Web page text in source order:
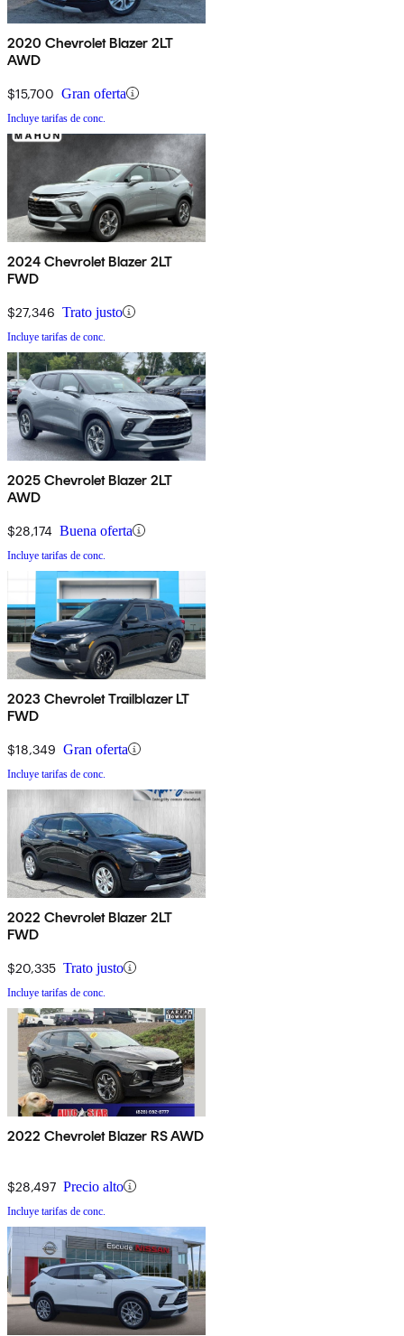
2020 Chevrolet Blazer 2LT
AWD
$15,700 Gran oferta
Incluye tarifas de conc.
2024 Chevrolet Blazer 2LT
FWD
$27,346 Trato justo
Incluye tarifas de conc.
2025 Chevrolet Blazer 2LT
AWD
$28,174 Buena oferta
Incluye tarifas de conc.
2023 Chevrolet Trailblazer LT
FWD
$18,349 Gran oferta
Incluye tarifas de conc.
2022 Chevrolet Blazer 2LT
FWD
$20,335 Trato justo
Incluye tarifas de conc.
2022 Chevrolet Blazer RS AWD
$28,497 Precio alto
Incluye tarifas de conc.